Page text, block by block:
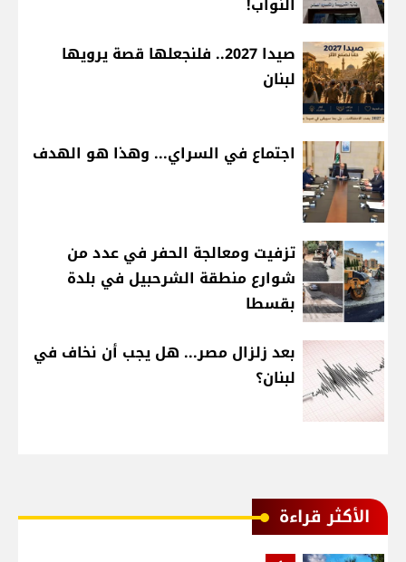
صيدا 2027.. فلنجعلها قصة يرويها
لبنان
اجتماع في السراي... وهذا هو الهدف
تزفيت ومعالجة الحفر في عدد من
شوارع منطقة الشرحبيل في بلدة
بقسطا
بعد زلزال مصر... هل يجب أن نخاف في
لبنان؟
الأكثر قراءة